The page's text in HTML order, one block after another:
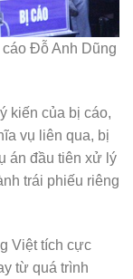
Đỗ Anh Dũng
kiến của bị cáo,
vụ liên qua, bị
án đầu tiên xử lý
trái phiếu riêng
Việt tích cực
từ quá trình